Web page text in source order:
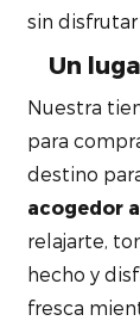
sin disfrutar
Un
Nuestra
para
destino
acogedor
relajarte,
hecho y
fresca